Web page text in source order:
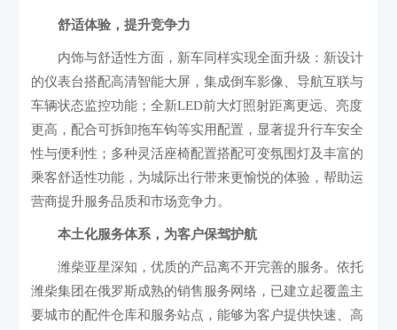
舒适体验，提升竞争力
内饰与舒适性方面，新车同样实现全面升级：新设计
的仪表台搭配高清智能大屏，集成倒车影像、导航互联与
车辆状态监控功能；全新LED前大灯照射距离更远、亮度
更高，配合可拆卸拖车钩等实用配置，显著提升行车安全
性与便利性；多种灵活座椅配置搭配可变氛围灯及丰富的
乘客舒适性功能，为城际出行带来更愉悦的体验，帮助运
营商提升服务品质和市场竞争力。
本土化服务体系，为客户保驾护航
潍柴亚星深知，优质的产品离不开完善的服务。依托
潍柴集团在俄罗斯成熟的销售服务网络，已建立起覆盖主
要城市的配件仓库和服务站点，能够为客户提供快速、高